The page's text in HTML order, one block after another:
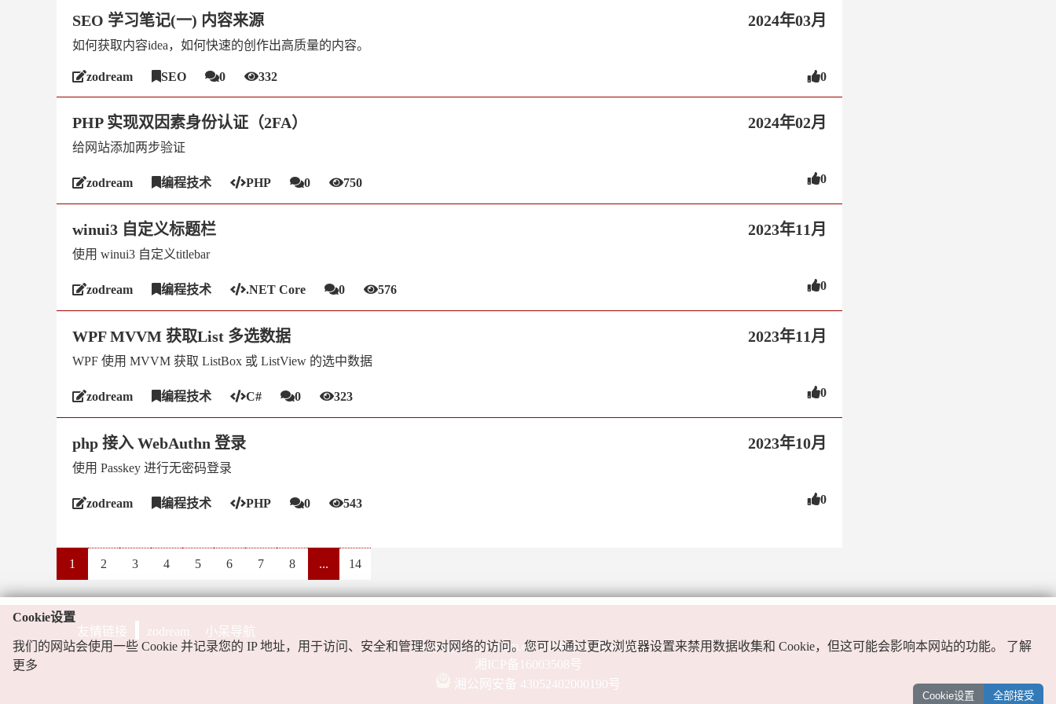
SEO 学习笔记(一) 内容来源 2024年03月
如何获取内容idea，如何快速的创作出高质量的内容。
zodream SEO 0 0
332
PHP 实现双因素身份认证（2FA） 2024年02月
给网站添加两步验证
zodream 编程技术 PHP 0 0
750
winui3 自定义标题栏 2023年11月
使用 winui3 自定义titlebar
zodream 编程技术 .NET Core 0 0
576
WPF MVVM 获取List 多选数据 2023年11月
WPF 使用 MVVM 获取 ListBox 或 ListView 的选中数据
zodream 编程技术 C# 0 0
323
php 接入 WebAuthn 登录 2023年10月
使用 Passkey 进行无密码登录
zodream 编程技术 PHP 0 0
543
1 2 3 4 5 6 7 8 ... 14
友情链接 zodream
小呆导航
Copyright ©zodream.cn, All Rights Reserved.
湘ICP备16003508号
湘公网安备 43052402000190号
Cookie设置
我们的网站会使用一些 Cookie 并记录您的 IP 地址，用于访问、安全和管理您对网络的访问。您可以通过更改浏览器设置来禁用数据收集和 Cookie，但这可能会影响本网站的功能。 了解
更多
Cookie设置 全部接受